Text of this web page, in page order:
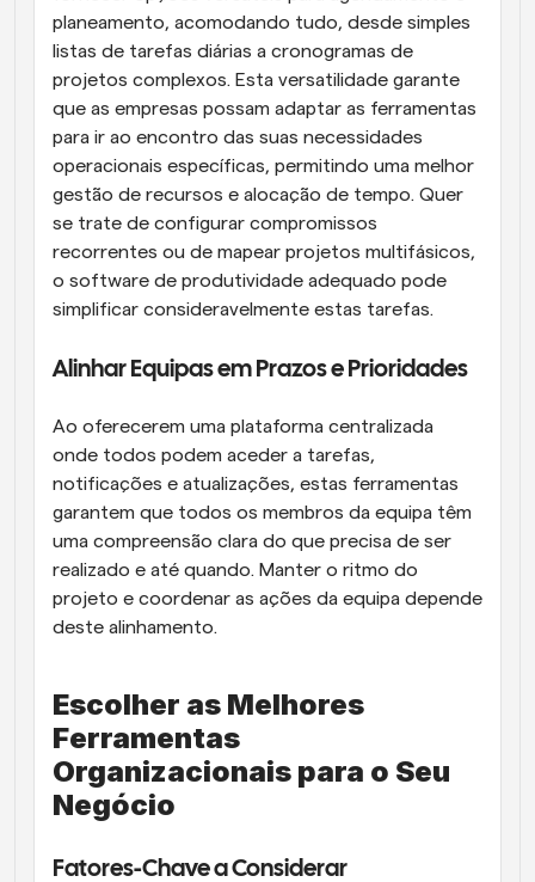
planeamento, acomodando tudo, desde simples
listas de tarefas diárias a cronogramas de
projetos complexos. Esta versatilidade garante
que as empresas possam adaptar as ferramentas
para ir ao encontro das suas necessidades
operacionais específicas, permitindo uma melhor
gestão de recursos e alocação de tempo. Quer
se trate de configurar compromissos
recorrentes ou de mapear projetos multifásicos,
o software de produtividade adequado pode
simplificar consideravelmente estas tarefas.
Alinhar Equipas em Prazos e Prioridades
Ao oferecerem uma plataforma centralizada
onde todos podem aceder a tarefas,
notificações e atualizações, estas ferramentas
garantem que todos os membros da equipa têm
uma compreensão clara do que precisa de ser
realizado e até quando. Manter o ritmo do
projeto e coordenar as ações da equipa depende
deste alinhamento.
Escolher as Melhores
Ferramentas
Organizacionais para o Seu
Negócio
Fatores-Chave a Considerar